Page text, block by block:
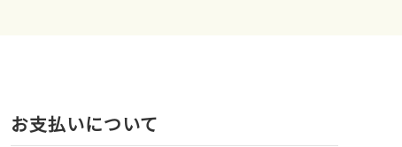
お⽀払いについて